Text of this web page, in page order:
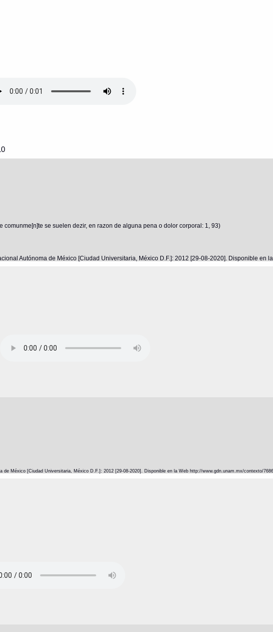
comunme[n]te se suelen dezir, en razon de alguna pena o dolor corporal: 1, 93)
Autónoma de México [Ciudad Universitaria, México D.F.]: 2012 [29-08-2020]. Disponible en
de México [Ciudad Universitaria, México D.F.]: 2012 [29-08-2020]. Disponible en la Web http://www.gdn.unam.mx/contexto/